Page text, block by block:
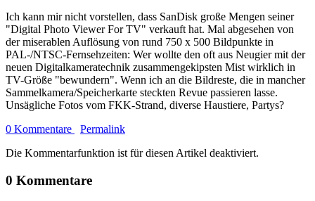
Ich kann mir nicht vorstellen, dass SanDisk große Mengen seiner
"Digital Photo Viewer For TV" verkauft hat. Mal abgesehen von
der miserablen Auflösung von rund 750 x 500 Bildpunkte in
PAL-/NTSC-Fernsehzeiten: Wer wollte den oft aus Neugier mit der
neuen Digitalkameratechnik zusammengekipsten Mist wirklich in
TV-Größe "bewundern". Wenn ich an die Bildreste, die in mancher
Sammelkamera/Speicherkarte steckten Revue passieren lasse.
Unsägliche Fotos vom FKK-Strand, diverse Haustiere, Partys?
0 Kommentare
Permalink
Die Kommentarfunktion ist für diesen Artikel deaktiviert.
0 Kommentare